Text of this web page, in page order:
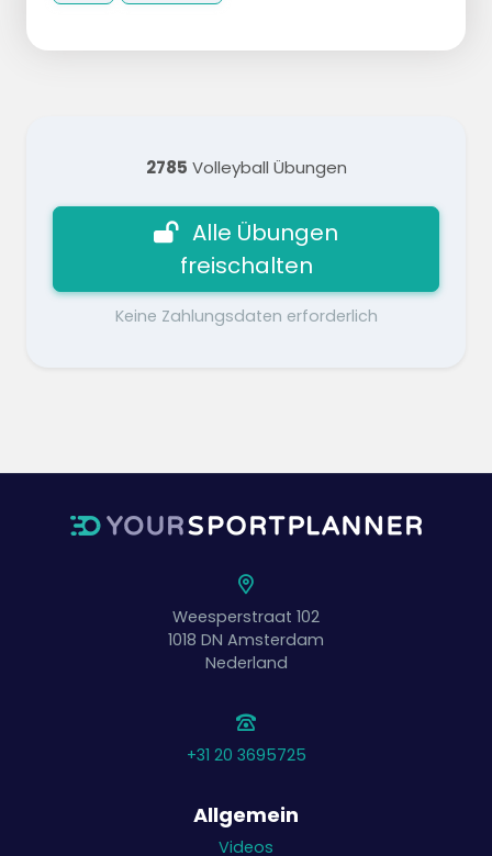
2785 Volleyball Übungen
Alle Übungen
freischalten
Keine Zahlungsdaten erforderlich
Weesperstraat 102
1018 DN Amsterdam
Nederland
+31 20 3695725
Allgemein
Videos